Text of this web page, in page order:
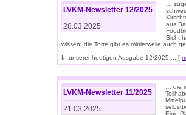
LVKM-Newsletter 12/2025
28.03.2025
…
aus
Sicht
wissen: die Torte gibt es mittlerweile auch
In unserer heutigen Ausgabe 12/2025 ... [
LVKM-Newsletter 11/2025
21.03.2025
… die
Eine